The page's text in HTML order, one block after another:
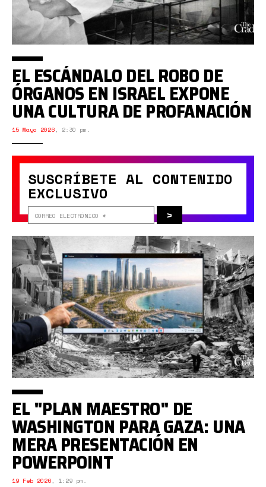
SUSCRÍBETE AL CONTENIDO
EXCLUSIVO
>
EL ESCÁNDALO DEL ROBO DE
ÓRGANOS EN ISRAEL EXPONE
UNA CULTURA DE PROFANACIÓN
15 Mayo 2026, 2:30 pm.
EL "PLAN MAESTRO" DE
WASHINGTON PARA GAZA: UNA
MERA PRESENTACIÓN EN
POWERPOINT
19 Feb 2026, 1:29 pm.